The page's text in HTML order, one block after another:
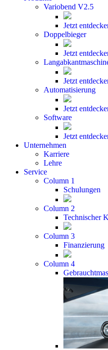
Variobend V2.5
Jetzt
Doppelbieger
Jetzt
Jetzt
Automatisierung
Jetzt
Software
Jetzt
Unternehmen
Karriere
Lehre
Service
Column 1
Schulungen
Column 2
Technischer
Column 3
Finanzierung
Column 4